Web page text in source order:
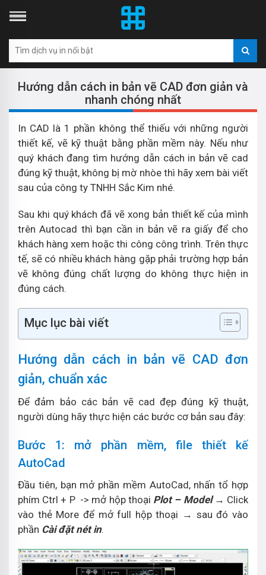
Hướng dẫn cách in bản vẽ CAD đơn giản và
nhanh chóng nhất
In CAD là 1 phần không thể thiếu với những người
thiết kế, vẽ kỹ thuật bằng phần mềm này. Nếu như
quý khách đang tìm hướng dẫn cách in bản vẽ cad
đúng kỹ thuật, không bị mờ nhòe thì hãy xem bài viết
sau của công ty TNHH Sắc Kim nhé.
Sau khi quý khách đã vẽ xong bản thiết kế của mình
trên Autocad thì bạn cần in bản vẽ ra giấy để cho
khách hàng xem hoặc thi công công trình. Trên thực
tế, sẽ có nhiều khách hàng gặp phải trường hợp bản
vẽ không đúng chất lượng do không thực hiện in
đúng cách.
Mục lục bài viết
Hướng dẫn cách in bản vẽ CAD đơn
giản, chuẩn xác
Để đảm bảo các bản vẽ cad đẹp đúng kỹ thuật,
người dùng hãy thực hiện các bước cơ bản sau đây:
Bước 1: mở phần mềm, file thiết kế
AutoCad
Đầu tiên, bạn mở phần mềm AutoCad, nhấn tổ hợp
phím Ctrl + P -> mở hộp thoại Plot – Model→ Click
vào thẻ More để mở full hộp thoại → sau đó vào
phần Cài đặt nét in.